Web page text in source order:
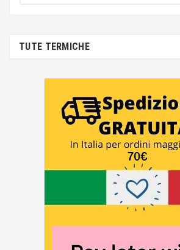
TUTE TERMICHE